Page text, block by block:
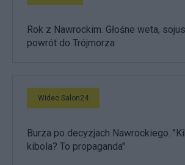
Rok z Nawrockim. Głośne weta,
powrót do Trójmorza
Wideo Salon24
Burza po decyzjach Nawrockiego.
kibola? To propaganda"